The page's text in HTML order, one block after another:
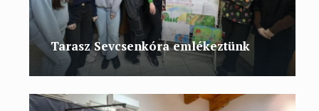
Tarasz Sevcsenkóra emlékeztünk